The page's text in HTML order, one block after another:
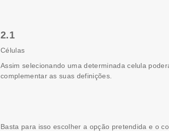
2.1
Células
Assim selecionando uma determinada celula
complementar as suas definições.
Basta para isso escolher a opção pretendida e o